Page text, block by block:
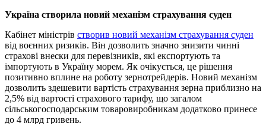
Україна створила новий механізм страхування суден
Кабінет міністрів створив новий механізм страхування суден
від воєнних ризиків. Він дозволить значно знизити чинні
страхові внески для перевізників, які експортують та
імпортують в Україну морем. Як очікується, це рішення
позитивно вплине на роботу зернотрейдерів. Новий механізм
дозволить здешевити вартість страхування зерна приблизно на
2,5% від вартості страхового тарифу, що загалом
сільськогосподарським товаровиробникам додатково принесе
до 4 млрд гривень.